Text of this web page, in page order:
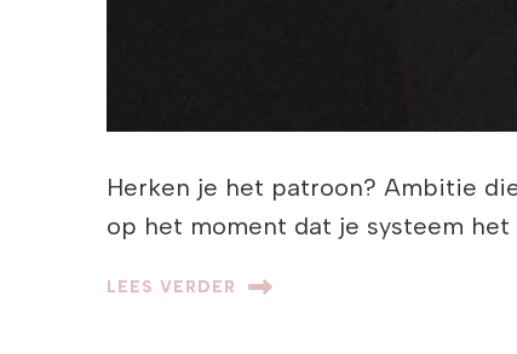
Herken je het patroon? Ambitie
op het moment dat je systeem het
LEES VERDER